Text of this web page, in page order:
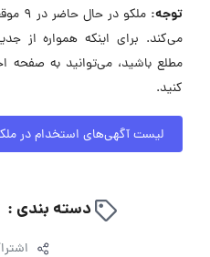
توجه:
می‌کند. برای اینکه همواره از
مطلع باشید، می‌توانید به
کنید.
لیست آگهی‌های استخدام در
دسته بندی :